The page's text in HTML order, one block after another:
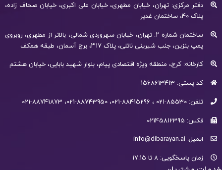
دفتر مرکزی: تهران، خیابان مطهری، خیابان علی اکبری، خیابان صحاف زاده،
پلاک 40، ساختمان غدیر
ساختمان شماره ۲: تهران، خیابان سهروردی شمالی، بالاتر از مطهری، روبروی
پمپ بنزین، جنب شیرینی ناتلی، پلاک ۳۱۷، برج آسمان، طبقه همکف
کارخانه: کرج، منطقه ویژه اقتصادی پیام، بلوار شهید بابایی، خیابان هشتم
کد پستی: 1568613413
تلفن: 85530-021 ، 88415296-021، 88743950-021، 88741873-021
فکس: 02145812395
ایمیل: info@dibarayan.ai
زمان پاسخگویی: 8 تا 17:15